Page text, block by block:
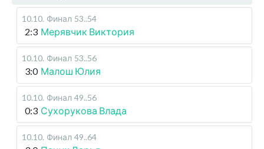
10.10. Финал 53..54
2:3 Мерявчик Виктория
10.10. Финал 53..56
3:0 Малош Юлия
10.10. Финал 49..56
0:3 Сухорукова Влада
10.10. Финал 49..64